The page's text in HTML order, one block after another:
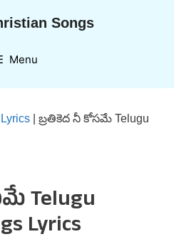
Songs
Menu
బ్రతికెద నీ కోసమే Telugu
Telugu
Lyrics